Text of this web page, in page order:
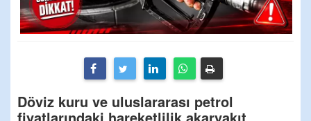
Döviz kuru ve uluslararası petrol